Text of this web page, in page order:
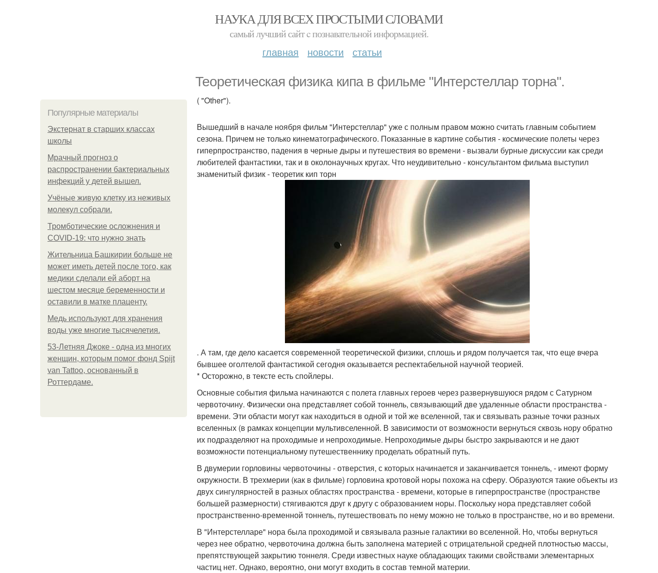
НАУКА ДЛЯ ВСЕХ ПРОСТЫМИ СЛОВАМИ
самый лучший сайт c познавательной информацией.
главная новости статьи
Теоретическая физика кипа в фильме "Интерстеллар торна".
Популярные материалы
Экстернат в старших классах
школы
Мрачный прогноз о
распространении бактериальных
инфекций у детей вышел.
Учёные живую клетку из неживых
молекул собрали.
Тромботические осложнения и
COVID-19: что нужно знать
Жительница Башкирии больше не
может иметь детей после того, как
медики сделали ей аборт на
шестом месяце беременности и
оставили в матке плаценту.
Медь используют для хранения
воды уже многие тысячелетия.
53-Летняя Джоке - одна из многих
женщин, которым помог фонд Spijt
van Tattoo, основанный в
Роттердаме.
( "Other").
Вышедший в начале ноября фильм "Интерстеллар" уже с полным правом можно считать главным событием
сезона. Причем не только кинематографического. Показанные в картине события - космические полеты через
гиперпространство, падения в черные дыры и путешествия во времени - вызвали бурные дискуссии как среди
любителей фантастики, так и в околонаучных кругах. Что неудивительно - консультантом фильма выступил
знаменитый физик - теоретик кип торн
. А там, где дело касается современной теоретической физики, сплошь и рядом получается так, что еще вчера
бывшее оголтелой фантастикой сегодня оказывается респектабельной научной теорией.
* Осторожно, в тексте есть спойлеры.
Основные события фильма начинаются с полета главных героев через развернувшуюся рядом с Сатурном
червоточину. Физически она представляет собой тоннель, связывающий две удаленные области пространства -
времени. Эти области могут как находиться в одной и той же вселенной, так и связывать разные точки разных
вселенных (в рамках концепции мультивселенной. В зависимости от возможности вернуться сквозь нору обратно
их подразделяют на проходимые и непроходимые. Непроходимые дыры быстро закрываются и не дают
возможности потенциальному путешественнику проделать обратный путь.
В двумерии горловины червоточины - отверстия, с которых начинается и заканчивается тоннель, - имеют форму
окружности. В трехмерии (как в фильме) горловина кротовой норы похожа на сферу. Образуются такие объекты из
двух сингулярностей в разных областях пространства - времени, которые в гиперпространстве (пространстве
большей размерности) стягиваются друг к другу с образованием норы. Поскольку нора представляет собой
пространственно-временной тоннель, путешествовать по нему можно не только в пространстве, но и во времени.
В "Интерстелларе" нора была проходимой и связывала разные галактики во вселенной. Но, чтобы вернуться
через нее обратно, червоточина должна быть заполнена материей с отрицательной средней плотностью массы,
препятствующей закрытию тоннеля. Среди известных науке обладающих такими свойствами элементарных
частиц нет. Однако, вероятно, они могут входить в состав темной материи.